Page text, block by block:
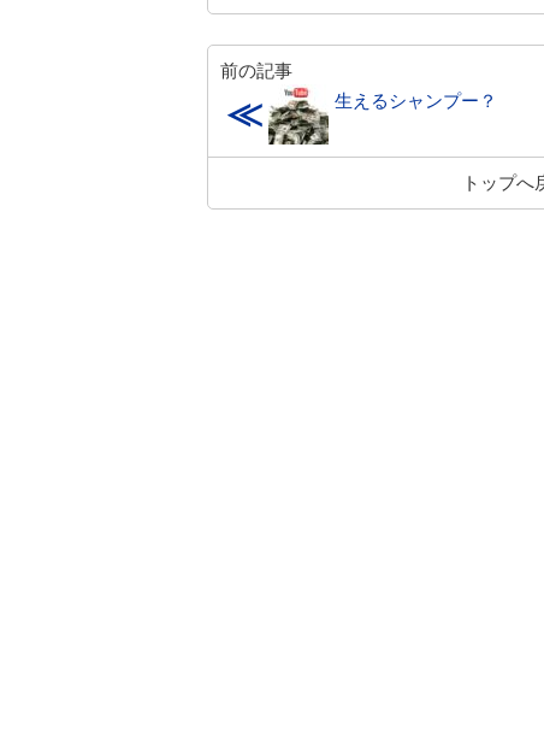
前の記事
≪ 生えるシャンプー？
トップへ